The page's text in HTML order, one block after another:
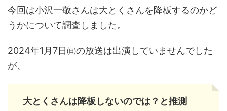
今回は小沢一敬さんは大とくさんを降板するのかど
うかについて調査しました。
2024年1月7日㈰の放送は出演していませんでした
が、
大とくさんは降板しないのでは？と推測